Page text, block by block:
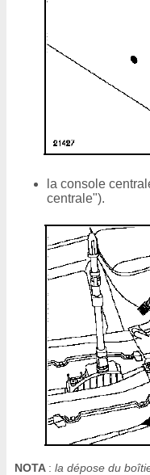
la console
centrale").
NOTA : la dépose du